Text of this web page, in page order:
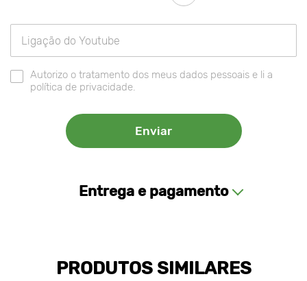
Autorizo o tratamento dos meus dados pessoais e li a
política de privacidade.
Entrega e pagamento
PRODUTOS SIMILARES